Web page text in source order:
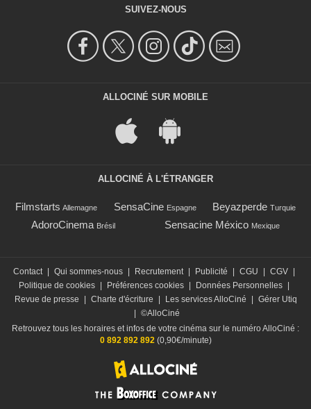
SUIVEZ-NOUS
ALLOCINÉ SUR MOBILE
ALLOCINÉ À L'ÉTRANGER
Filmstarts Allemagne SensaCine Espagne Beyazperde Turquie
AdoroCinema Brésil Sensacine México Mexique
Contact Qui sommes-nous Recrutement Publicité CGU CGV
Politique de cookies
Préférences cookies Données Personnelles
Revue de presse
Charte d'écriture Les services AlloCiné
Gérer Utiq
©AlloCiné
Retrouvez tous les horaires et infos de votre cinéma sur le numéro AlloCiné :
0 892 892 892(0,90€/minute)